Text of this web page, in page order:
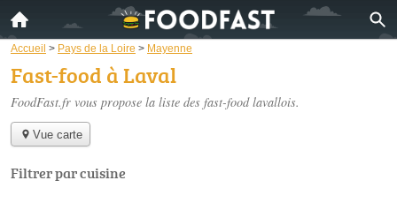
Accueil > Pays de la Loire > Mayenne
Fast-food à Laval
FoodFast.fr vous propose la liste des fast-food lavallois.
Vue carte
Filtrer par cuisine